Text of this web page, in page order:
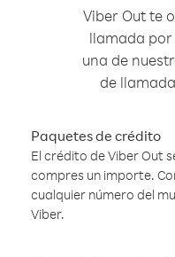
Viber Out te
llamada por
una de
de
Paquetes de crédito
El crédito de Viber Out
compres un importe.
cualquier número del
Viber.